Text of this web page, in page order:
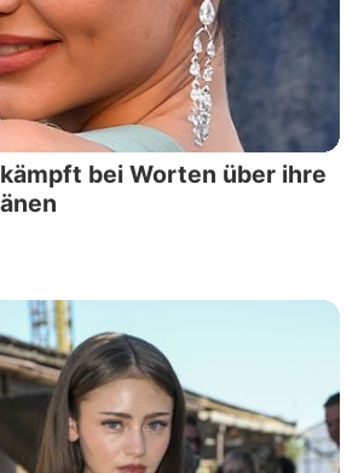
bei Worten über ihre